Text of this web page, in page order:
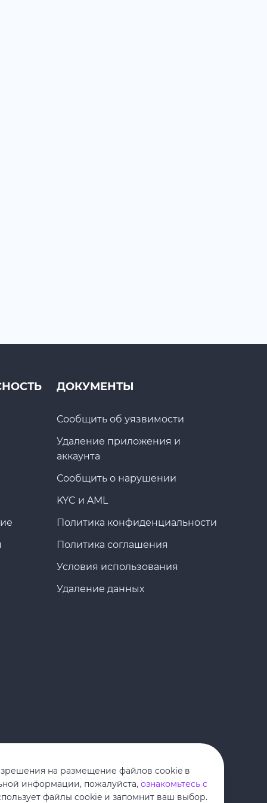
ДОКУМЕНТЫ
Сообщить об уязвимости
Удаление приложения и
аккаунта
Сообщить о нарушении
KYC и AML
Политика конфиденциальности
Политика соглашения
Условия использования
Удаление данных
на размещение файлов cookie в
информации, пожалуйста, ознакомьтесь с
файлы cookie и запомнит ваш выбор.